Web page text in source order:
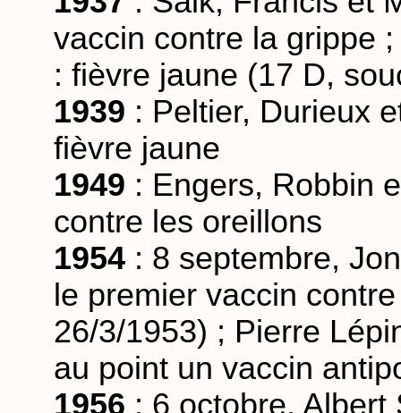
vaccin contre la grippe
: fièvre jaune (17 D,
1939 : Peltier, Durieux
fièvre jaune
1949 : Engers, Robbin
contre les oreillons
1954: 8 septembre,
le premier vaccin
26/3/1953) ; Pierre
au point un vaccin
1956 : 6 octobre,